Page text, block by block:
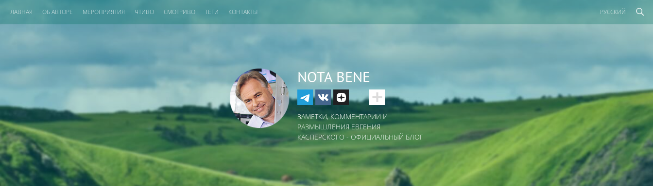
ГЛАВНАЯ ОБ АВТОРЕ МЕРОПРИЯТИЯ ЧТИВО СМОТРИВО ТЕГИ КОНТАКТЫ РУССКИЙ
NOTA BENE
ЗАМЕТКИ, КОММЕНТАРИИ И
РАЗМЫШЛЕНИЯ ЕВГЕНИЯ
КАСПЕРСКОГО - ОФИЦИАЛЬНЫЙ БЛОГ